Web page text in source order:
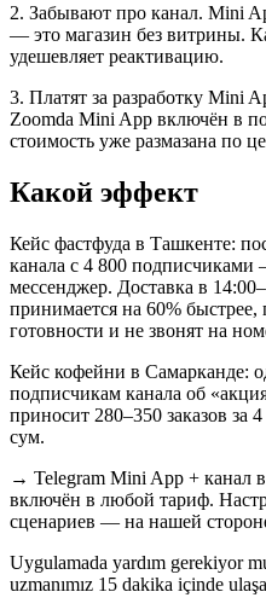
2. Забывают про канал. Mini
— это магазин без витрины.
удешевляет реактивацию.
3. Платят за разработку Mini
Zoomda Mini App включён в
стоимость уже размазана по
Какой эффект
Кейс фастфуда в Ташкенте:
канала с 4 800 подписчиками
мессенджер. Доставка в
принимается на 60% быстрее,
готовности и не звонят на
Кейс кофейни в Самарканде:
подписчикам канала об
приносит 280–350 заказов за
сум.
→ Telegram Mini App + канал в
включён в любой тариф.
сценариев — на нашей
Uygulamada yardım gerekiyor
uzmanımız 15 dakika içinde